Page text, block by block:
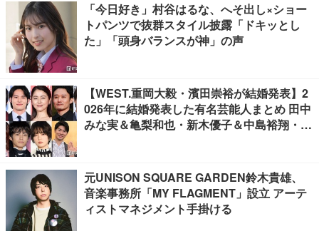
「今日好き」村谷はるな、へそ出し×ショー
トパンツで抜群スタイル披露「ドキッとし
た」「頭身バランスが神」の声
【WEST.重岡大毅・濱田崇裕が結婚発表】2
026年に結婚発表した有名芸能人まとめ 田中
みな実＆亀梨和也・新木優子＆中島裕翔・川
元UNISON SQUARE GARDEN鈴木貴雄、
音楽事務所「MY FLAGMENT」設立 アーテ
ィストマネジメント手掛ける